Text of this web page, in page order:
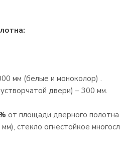
мм (белые и моноколор) .
двери) – 300 мм.
от площади дверного
стекло огнестойкое